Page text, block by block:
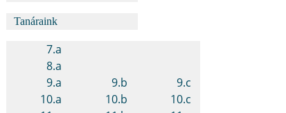
Tanáraink